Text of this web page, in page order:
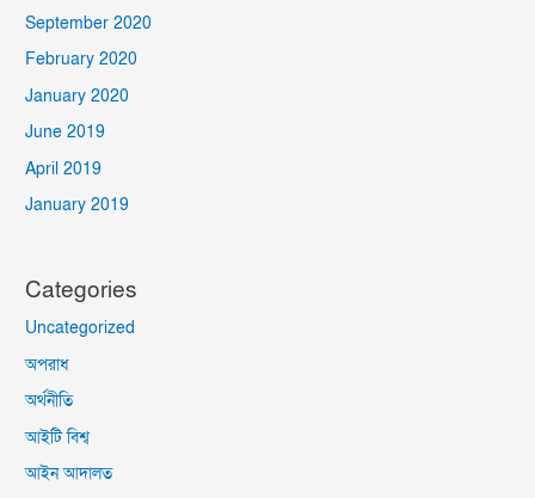
September 2020
February 2020
January 2020
June 2019
April 2019
January 2019
Categories
Uncategorized
অপরাধ
অর্থনীতি
আইটি বিশ্ব
আইন আদালত